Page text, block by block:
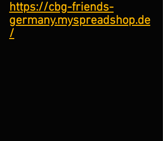
https://cbg-friends-
germany.myspreadshop.de
/